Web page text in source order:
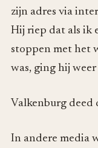
zijn adres via
Hij riep dat als ik
stoppen met het
was, ging hij weer
Valkenburg deed
In andere media